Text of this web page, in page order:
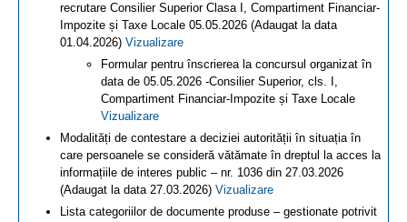
recrutare Consilier Superior Clasa I, Compartiment Financiar-
Impozite și Taxe Locale 05.05.2026 (Adaugat la data
01.04.2026) Vizualizare
Formular pentru înscrierea la concursul organizat în
data de 05.05.2026 -Consilier Superior, cls. I,
Compartiment Financiar-Impozite și Taxe Locale
Vizualizare
Modalități de contestare a deciziei autorității în situația în
care persoanele se consideră vătămate în dreptul la acces la
informațiile de interes public – nr. 1036 din 27.03.2026
(Adaugat la data 27.03.2026) Vizualizare
Lista categoriilor de documente produse – gestionate potrivit